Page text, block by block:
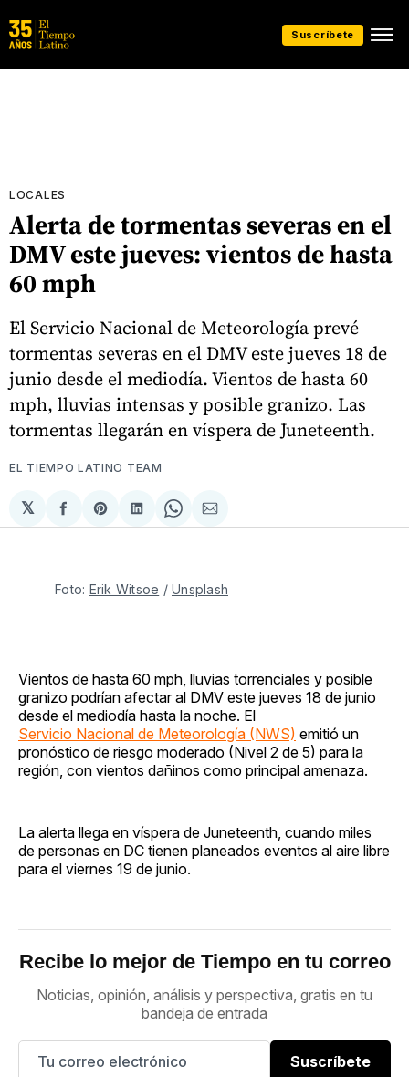
Suscríbete
LOCALES
Alerta de tormentas severas en el
DMV este jueves: vientos de hasta
60 mph
El Servicio Nacional de Meteorología prevé
tormentas severas en el DMV este jueves 18 de
junio desde el mediodía. Vientos de hasta 60
mph, lluvias intensas y posible granizo. Las
tormentas llegarán en víspera de Juneteenth.
EL TIEMPO LATINO TEAM
𝕏
Compartir
en
Share
on
Compartir
en
Share
on
Compartir
via
Foto: Erik Witsoe / Unsplash
Vientos de hasta 60 mph, lluvias torrenciales y posible
granizo podrían afectar al DMV este jueves 18 de junio
desde el mediodía hasta la noche. El
Servicio Nacional de Meteorología (NWS) emitió un
pronóstico de riesgo moderado (Nivel 2 de 5) para la
región, con vientos dañinos como principal amenaza.
La alerta llega en víspera de Juneteenth, cuando miles
de personas en DC tienen planeados eventos al aire libre
para el viernes 19 de junio.
Recibe lo mejor de Tiempo en tu correo
Noticias, opinión, análisis y perspectiva, gratis en tu
bandeja de entrada
Suscríbete